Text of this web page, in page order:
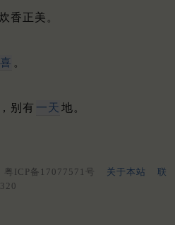
香正美。
。
，别有 一天 地。
粤ICP备17077571号 关于本站
联